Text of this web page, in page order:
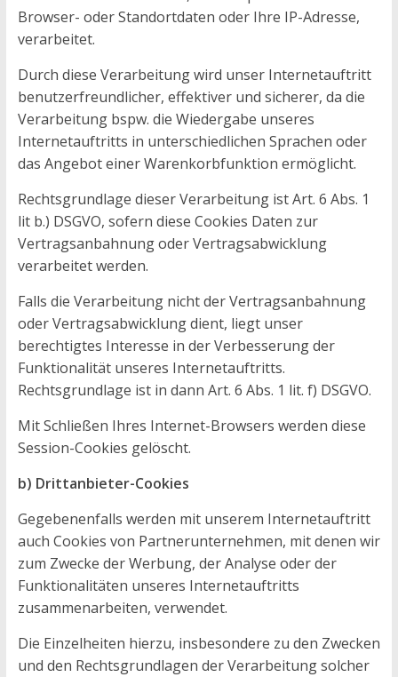
Browser- oder Standortdaten oder Ihre IP-Adresse,
verarbeitet.
Durch diese Verarbeitung wird unser Internetauftritt
benutzerfreundlicher, effektiver und sicherer, da die
Verarbeitung bspw. die Wiedergabe unseres
Internetauftritts in unterschiedlichen Sprachen oder
das Angebot einer Warenkorbfunktion ermöglicht.
Rechtsgrundlage dieser Verarbeitung ist Art. 6 Abs. 1
lit b.) DSGVO, sofern diese Cookies Daten zur
Vertragsanbahnung oder Vertragsabwicklung
verarbeitet werden.
Falls die Verarbeitung nicht der Vertragsanbahnung
oder Vertragsabwicklung dient, liegt unser
berechtigtes Interesse in der Verbesserung der
Funktionalität unseres Internetauftritts.
Rechtsgrundlage ist in dann Art. 6 Abs. 1 lit. f) DSGVO.
Mit Schließen Ihres Internet-Browsers werden diese
Session-Cookies gelöscht.
b) Drittanbieter-Cookies
Gegebenenfalls werden mit unserem Internetauftritt
auch Cookies von Partnerunternehmen, mit denen wir
zum Zwecke der Werbung, der Analyse oder der
Funktionalitäten unseres Internetauftritts
zusammenarbeiten, verwendet.
Die Einzelheiten hierzu, insbesondere zu den Zwecken
und den Rechtsgrundlagen der Verarbeitung solcher